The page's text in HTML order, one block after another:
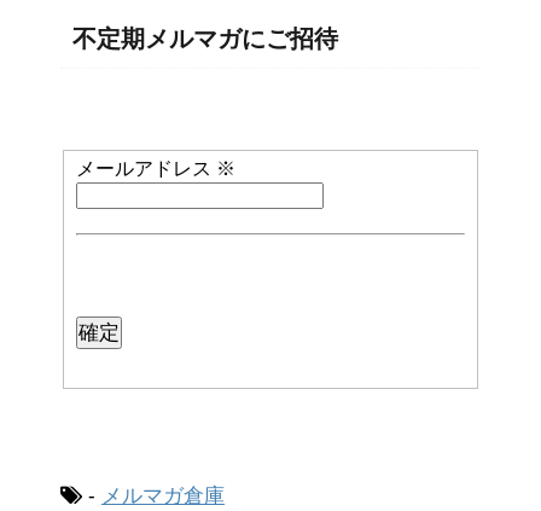
不定期メルマガにご招待
メールアドレス ※
- メルマガ倉庫